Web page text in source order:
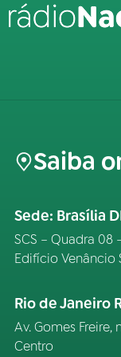
Saiba
Sede: Brasília
SCS – Quadra 08
Edifício Venâncio
Rio de Janeiro
Av. Gomes Freire,
Centro